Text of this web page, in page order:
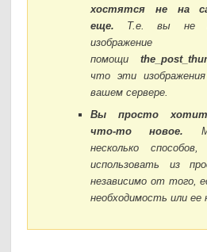
хостятся не на
еще. Т.е. вы не
помощи
что эти
вашем сервере.
Вы просто
что-то новое.
несколько
использовать из
независимо от того,
необходимость или ее